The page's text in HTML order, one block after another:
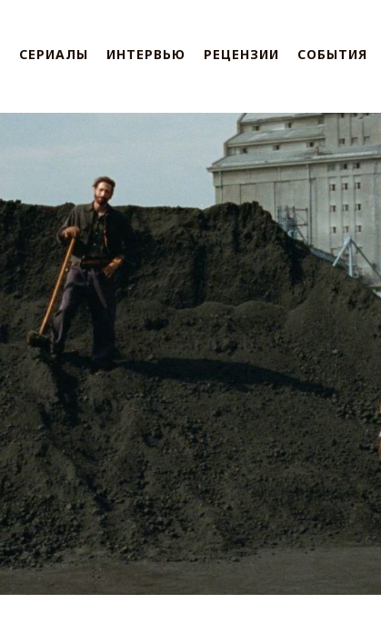
СЕРИАЛЫ ИНТЕРВЬЮ РЕЦЕНЗИИ СОБЫТИЯ